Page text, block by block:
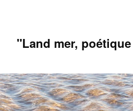
"Land mer,